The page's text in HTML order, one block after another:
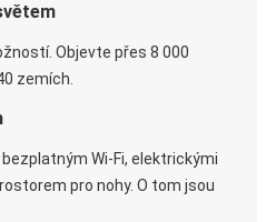
Objevte přes 8 000
zemích.
Wi-Fi, elektrickými
pro nohy. O tom jsou